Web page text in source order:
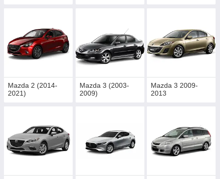
Mazda 2 (2014-
2021)
Mazda 3 (2003-
2009)
Mazda 3 2009-
2013